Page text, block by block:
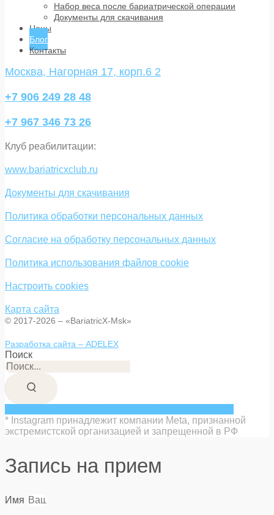
Набор веса после бариатрической операции
Документы для скачивания
Цены
Блог
Контакты
Москва, Нагорная 17, корп.6 2
+7 906 249 28 48
+7 967 346 73 26
Клуб реабилитации:
www.bariatricxclub.ru
Документы для скачивания
Политика обработки персональных данных
Согласие на обработку персональных данных
Политика использования файлов cookie
Настроить cookies
Карта сайта
© 2017-2026 – «BariatricX-Msk»
Разработка сайта – ADELEX
Поиск
* Instagram принадлежит компании Meta, признанной
экстремистской организацией и запрещенной в РФ
Запись на прием
Имя